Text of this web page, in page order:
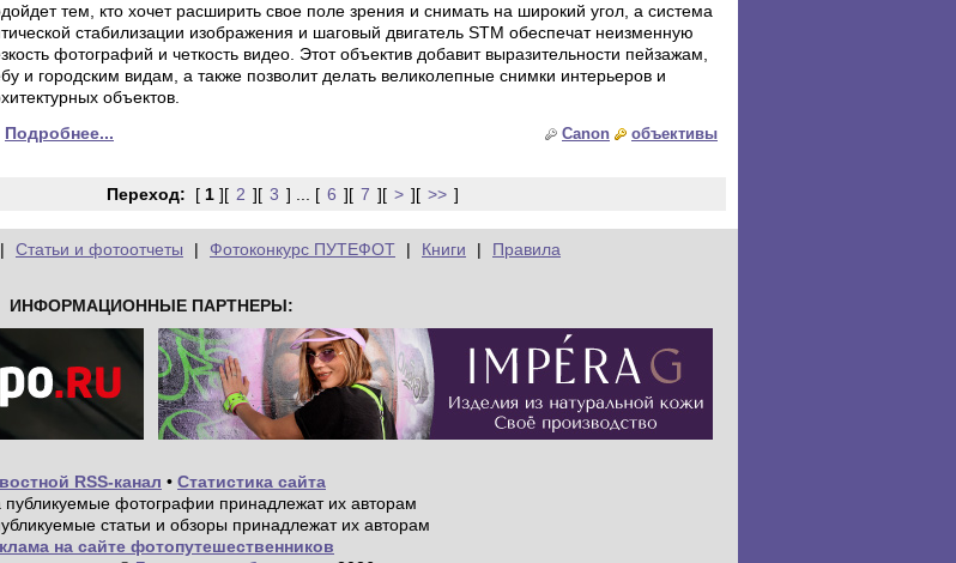
тем, кто хочет расширить свое поле зрения и снимать на широкий угол, а система
стабилизации изображения и шаговый двигатель STM обеспечат неизменную
фотографий и четкость видео. Этот объектив добавит выразительности пейзажам,
и городским видам, а также позволит делать великолепные снимки интерьеров и
объектов.
Подробнее...
Canon объективы
Переход: [ 1 ][ 2 ][ 3 ] ... [ 6 ][ 7 ][ > ][ >> ]
| Статьи и фотоотчеты | Фотоконкурс ПУТЕФОТ | Книги | Правила
ИНФОРМАЦИОННЫЕ ПАРТНЕРЫ:
RSS-канал • Статистика сайта
публикуемые фотографии принадлежат их авторам
статьи и обзоры принадлежат их авторам
на сайте фотопутешественников